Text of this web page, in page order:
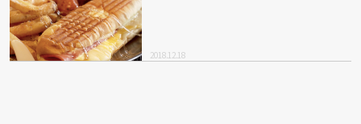
2018.12.18